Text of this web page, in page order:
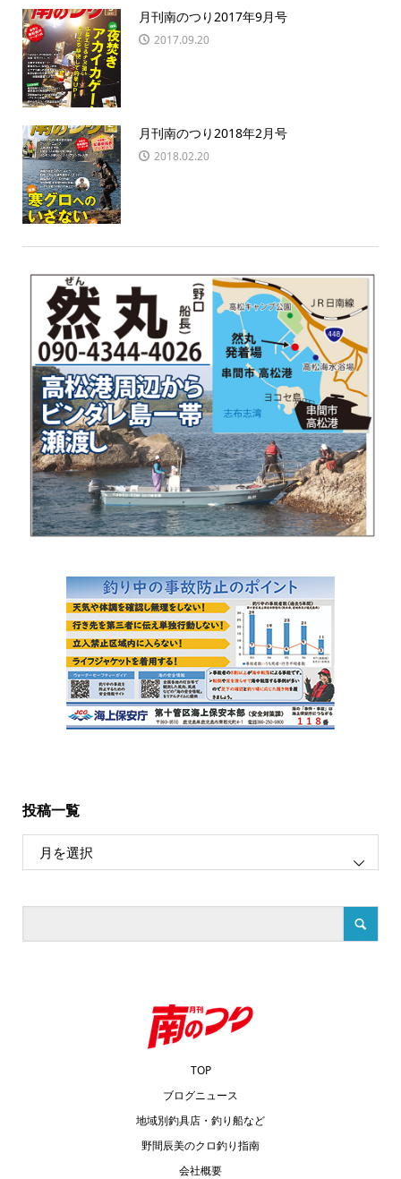
月刊南のつり2017年9月号
2017.09.20
月刊南のつり2018年2月号
2018.02.20
投稿一覧
TOP
ブログニュース
地域別釣具店・釣り船など
野間辰美のクロ釣り指南
会社概要